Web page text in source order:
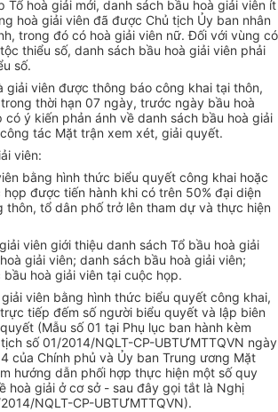
Tổ hoà giải mới, danh sách bầu hoà giải viên ít
hoà giải viên đã được Chủ tịch Ủy ban nhân
trong đó có hoà giải viên nữ. Đối với vùng có
thiểu số, danh sách bầu hoà giải viên phải
số.
giải viên được thông báo công khai tại thôn,
thời hạn 07 ngày, trước ngày bầu hoà
có ý kiến phản ánh về danh sách bầu hoà giải
tác Mặt trận xem xét, giải quyết.
viên:
bằng hình thức biểu quyết công khai hoặc
được tiến hành khi có trên 50% đại diện
thôn, tổ dân phố trở lên tham dự và thực hiện
viên giới thiệu danh sách Tổ bầu hoà giải
giải viên; danh sách bầu hoà giải viên;
hoà giải viên tại cuộc họp.
viên bằng hình thức biểu quyết công khai,
tiếp đếm số người biểu quyết và lập biên
(Mẫu số 01 tại Phụ lục ban hành kèm
số 01/2014/NQLT-CP-UBTƯMTTQVN ngày
của Chính phủ và Ủy ban Trung ương Mặt
hướng dẫn phối hợp thực hiện một số quy
hoà giải ở cơ sở - sau đây gọi tắt là Nghị
NQLT-CP-UBTƯMTTQVN).